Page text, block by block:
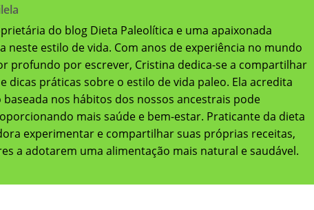
do blog Dieta Paleolítica e uma apaixonada
neste estilo de vida. Com anos de experiência no mundo
profundo por escrever, Cristina dedica-se a compartilhar
dicas práticas sobre o estilo de vida paleo. Ela acredita
nos hábitos dos nossos ancestrais pode
mais saúde e bem-estar. Praticante da dieta
experimentar e compartilhar suas próprias receitas,
a adotarem uma alimentação mais natural e saudável.